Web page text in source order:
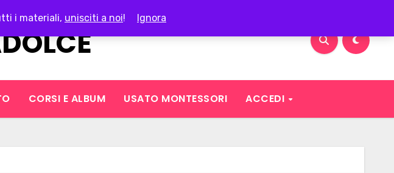
i materiali, unisciti a noi! Ignora
CORSI E ALBUM USATO MONTESSORI ACCEDI